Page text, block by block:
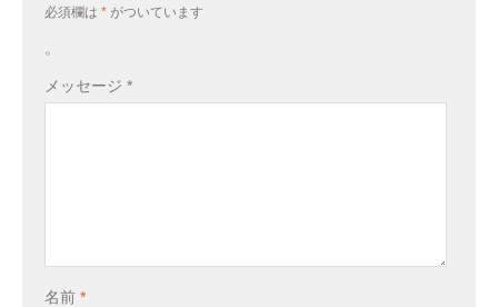
必須欄は * がついています
。
メッセージ *
名前 *